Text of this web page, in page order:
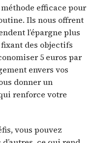
efficace pour
Ils nous offrent
l’épargne plus
des objectifs
5 euros par
envers vos
donner un
renforce votre
vous pouvez